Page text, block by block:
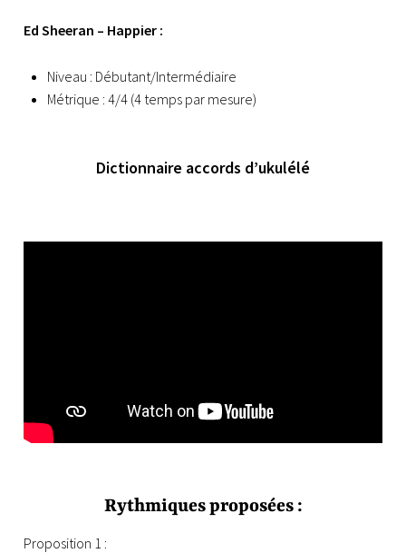
Ed Sheeran – Happier :
Niveau : Débutant/Intermédiaire
Métrique : 4/4 (4 temps par mesure)
Dictionnaire accords d’ukulélé
Rythmiques proposées :
Proposition 1 :